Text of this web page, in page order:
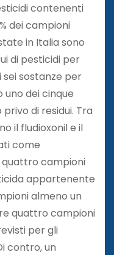
contenenti
dei campioni
in Italia sono
di pesticidi per
sostanze per
dei cinque
di residui. Tra
il fludioxonil e il
come
campioni
appartenente
almeno un
quattro campioni
per gli
contro, un